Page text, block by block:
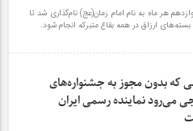
هر ماه به نام امام زمان(عج) نام‌گذاری شد تا
بسته‌های ارزاق در همه بقاع متبرکه انجام شود.
که بدون مجوز به جشنواره‌های
می‌رود نماینده رسمی ایران